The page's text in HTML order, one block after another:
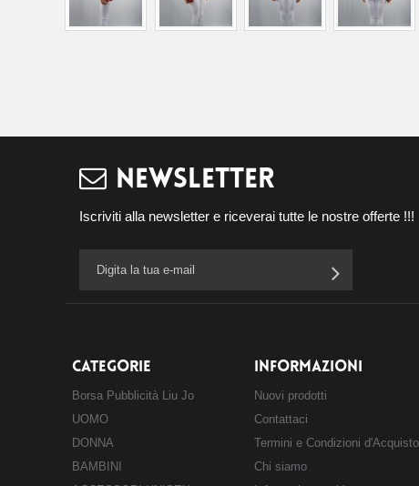
NEWSLETTER
Iscriviti alla newsletter e riceverai tutte le nostre offerte !!!
CATEGORIE
Borsa Pubblicità Liu Jo
UOMO
DONNA
BAMBINI
INFORMAZIONI
Nuovi prodotti
Contattaci
Termini e Condizioni d'Acquisto
Chi siamo